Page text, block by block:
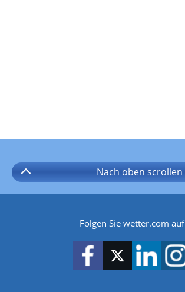
Nach oben scrollen
Folgen Sie wetter.com auf